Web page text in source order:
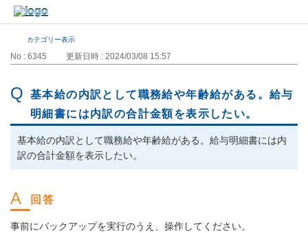
カテゴリー表示
No : 6345 更新日時 : 2024/03/08 15:57
基本給の内訳として職務給や年齢給がある。給与
明細書には内訳の合計金額を表示したい。
基本給の内訳として職務給や年齢給がある。給与明細書には内
訳の合計金額を表示したい。
事前にバックアップを実行のうえ、操作してください。